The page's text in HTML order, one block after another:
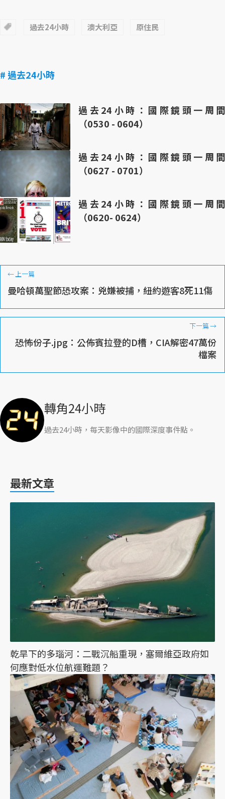
過去24小時 澳大利亞 原住民
# 過去24小時
過去24小時：國際鏡頭一周間
（0530 - 0604）
過去24小時：國際鏡頭一周間
（0627 - 0701）
過去24小時：國際鏡頭一周間
（0620- 0624）
←上一篇
曼哈頓萬聖節恐攻案：兇嫌被捕，紐約遊客8死11傷
下一篇→
恐怖份子.jpg：公佈賓拉登的D槽，CIA解密47萬份
檔案
轉角24小時
過去24小時，每天影像中的國際深度事件點。
最新文章
乾旱下的多瑙河：二戰沉船重現，塞爾維亞政府如
何應對低水位航運難題？